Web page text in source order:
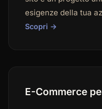
esigenze della tua
Scopri →
E-Commerce